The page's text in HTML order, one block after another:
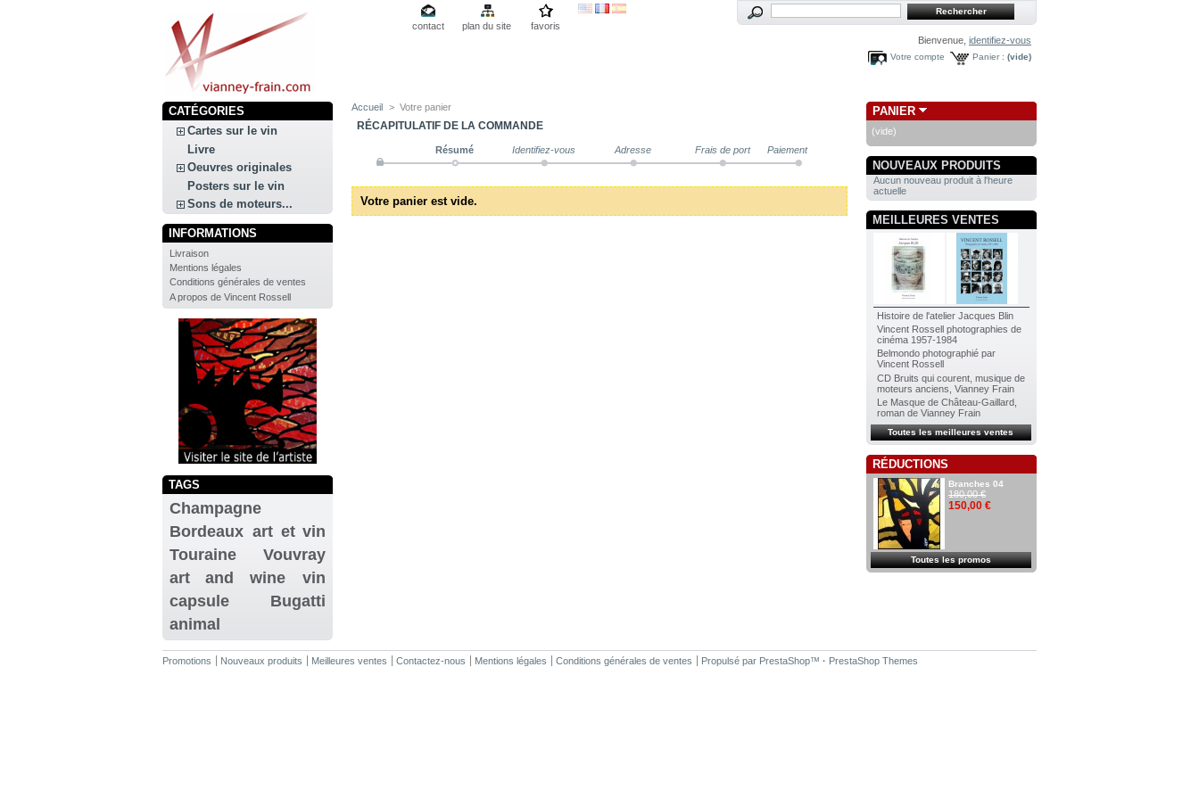
contact plan du site
favoris
Bienvenue, identifiez-vous
Panier : (vide)
Votre compte
CATÉGORIES
Cartes sur le vin
Livre
Oeuvres originales
Posters sur le vin
Sons de moteurs...
INFORMATIONS
Livraison
Mentions légales
Conditions générales de ventes
A propos de Vincent Rossell
TAGS
Champagne
Bordeaux art et vin
Touraine
Vouvray
art and wine
vin
capsule
Bugatti
animal
Accueil > Votre panier
RÉCAPITULATIF DE LA COMMANDE
Résumé Identifiez-vous Adresse Frais de port Paiement
Votre panier est vide.
PANIER
(vide)
NOUVEAUX PRODUITS
Aucun nouveau produit à l'heure
actuelle
MEILLEURES VENTES
Histoire de l'atelier Jacques Blin
Vincent Rossell photographies de
cinéma 1957-1984
Belmondo photographié par
Vincent Rossell
CD Bruits qui courent, musique de
moteurs anciens, Vianney Frain
Le Masque de Château-Gaillard,
roman de Vianney Frain
Toutes les meilleures ventes
RÉDUCTIONS
Branches 04
180,00 €
150,00 €
Toutes les promos
Promotions Nouveaux produits Meilleures ventes Contactez-nous Mentions légales Conditions générales de ventes Propulsé par PrestaShop™ · PrestaShop Themes